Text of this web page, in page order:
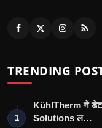
TRENDING
1
KühlTherm ने
Solutions ल…